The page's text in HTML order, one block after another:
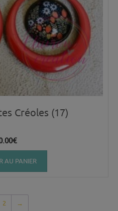
Créoles (17)
€
AU PANIER
2 →